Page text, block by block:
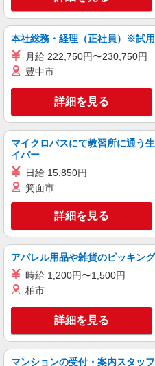
本社総務・経理（正社員）※試用
月給 222,750円〜230,750円
豊中市
詳細を見る
マイクロバスにて教習所に通う
イバー
日給 15,850円
箕面市
詳細を見る
アパレル用品や雑貨のピッキン
時給 1,200円〜1,500円
柏市
詳細を見る
マンションの受付・案内スタッフ